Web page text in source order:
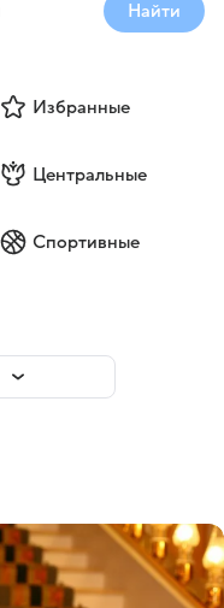
Найти
Избранные
Центральные
Спортивные